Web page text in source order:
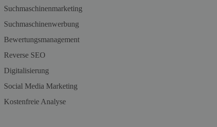
Suchmaschinenmarketing
Suchmaschinenwerbung
Bewertungsmanagement
Reverse SEO
Digitalisierung
Social Media Marketing
Kostenfreie Analyse